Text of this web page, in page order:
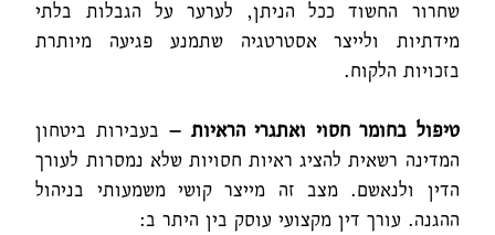
שחרור החשוד ככל הניתן, לערער על הגבלות בלתי
מידתיות ולייצר אסטרטגיה שתמנע פגיעה מיותרת
בזכויות הלקוח.
טיפול בחומר חסוי ואתגרי הראיות – בעבירות ביטחון
המדינה רשאית להציג ראיות חסויות שלא נמסרות לעורך
הדין ולנאשם. מצב זה מייצר קושי משמעותי בניהול
ההגנה. עורך דין מקצועי עוסק בין היתר ב: